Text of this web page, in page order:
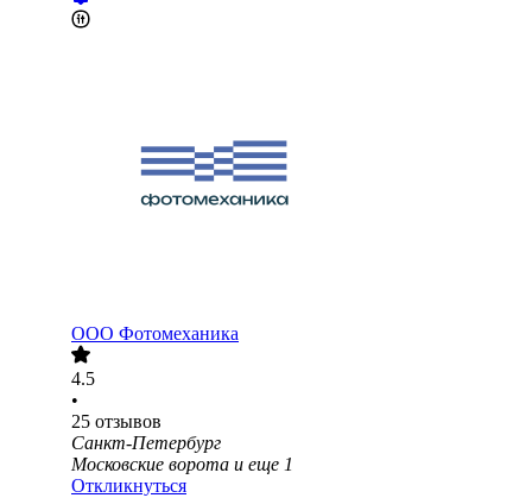
ООО Фотомеханика
4.5
•
25 отзывов
Санкт-Петербург
Московские ворота и еще 1
Откликнуться